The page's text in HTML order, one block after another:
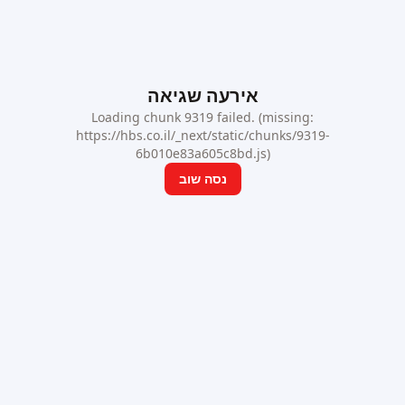
אירעה שגיאה
Loading chunk 9319 failed. (missing:
https://hbs.co.il/_next/static/chunks/9319-
6b010e83a605c8bd.js)